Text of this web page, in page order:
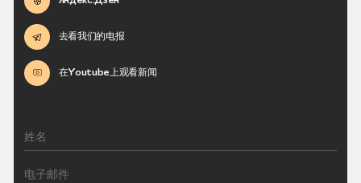
去看我们的电报
在Youtube上观看新闻